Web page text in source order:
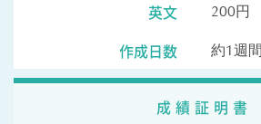
英文 200円
作成日数 約1週間
成績証明書